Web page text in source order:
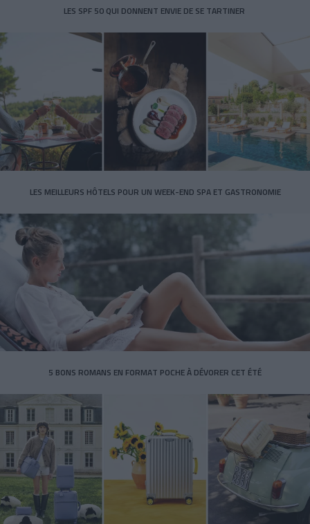
LES SPF 50 QUI DONNENT ENVIE DE SE TARTINER
LES MEILLEURS HÔTELS POUR UN WEEK-END SPA ET GASTRONOMIE
5 BONS ROMANS EN FORMAT POCHE À DÉVORER CET ÉTÉ